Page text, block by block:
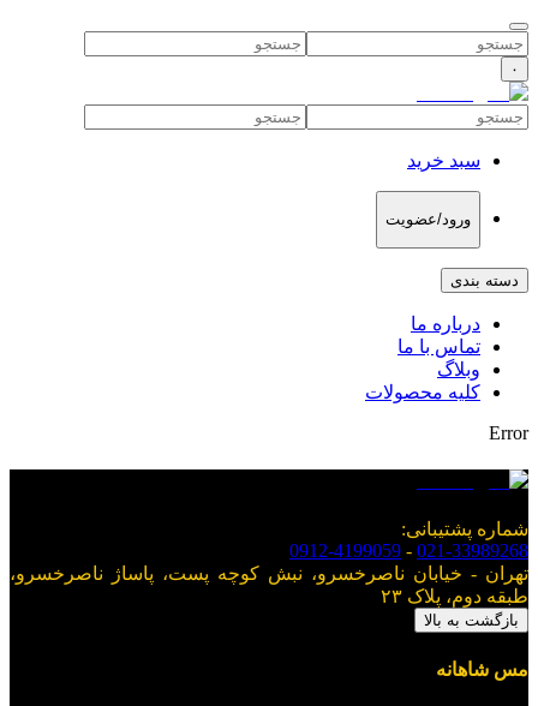
۰
سبد خرید
ورود/عضویت
دسته بندی
درباره ما
تماس با ما
وبلاگ
کلیه محصولات
Error
شماره پشتیبانی:
021-33989268
-
0912-4199059
تهران - خیابان ناصرخسرو، نبش کوچه پست، پاساژ ناصرخسرو،
طبقه دوم، پلاک ۲۳
بازگشت به بالا
مس شاهانه